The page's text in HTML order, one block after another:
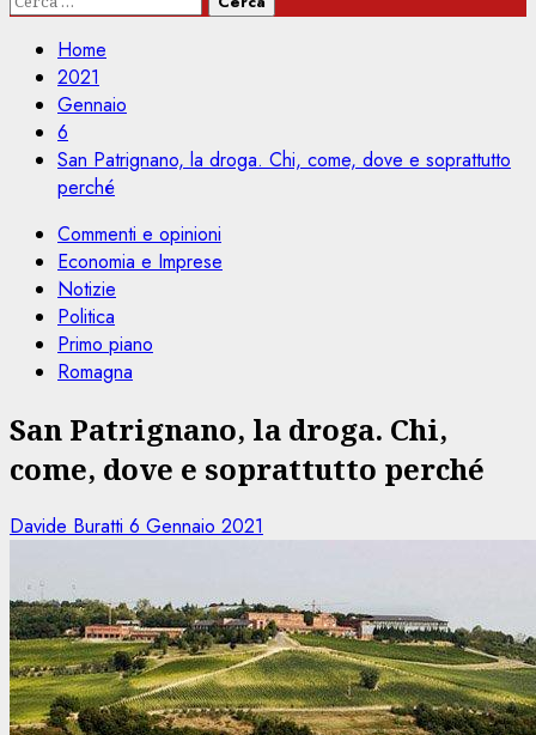
Home
2021
Gennaio
6
San Patrignano, la droga. Chi, come, dove e soprattutto
perché
Commenti e opinioni
Economia e Imprese
Notizie
Politica
Primo piano
Romagna
San Patrignano, la droga. Chi,
come, dove e soprattutto perché
Davide Buratti 6 Gennaio 2021